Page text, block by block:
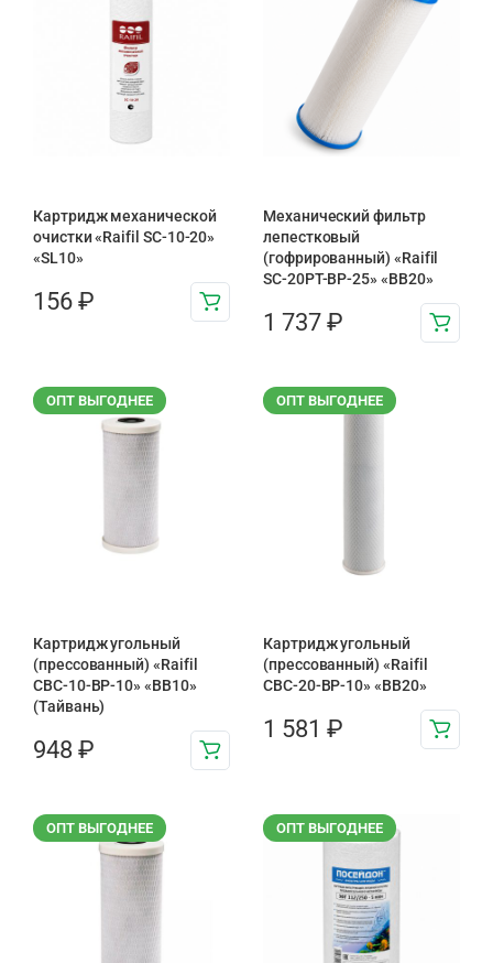
Картридж механической
очистки «Raifil SC-10-20»
«SL10»
156 ₽
Механический фильтр
лепестковый
(гофрированный) «Raifil
SC-20PT-ВР-25» «BB20»
1 737 ₽
ОПТ ВЫГОДНЕЕ
Картридж угольный
(прессованный) «Raifil
CBC-10-BP-10» «BB10»
(Тайвань)
948 ₽
ОПТ ВЫГОДНЕЕ
Картридж угольный
(прессованный) «Raifil
CBC-20-BP-10» «BB20»
1 581 ₽
ОПТ ВЫГОДНЕЕ ОПТ ВЫГОДНЕЕ